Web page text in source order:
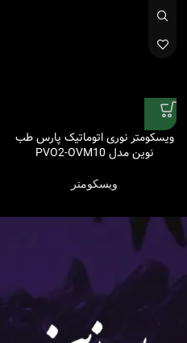
ویسکومتر نوری اتوماتیک پارس طب
نوین مدل PVO2-OVM10
ویسکومتر